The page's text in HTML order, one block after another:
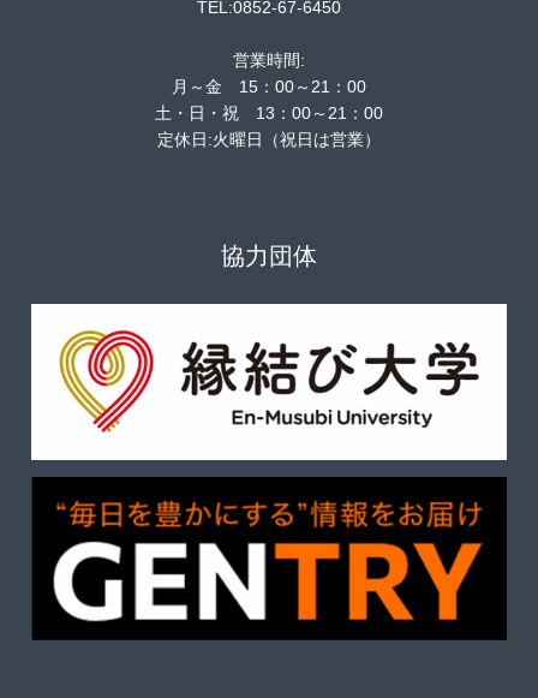
TEL:0852-67-6450
営業時間:
月～金 15：00～21：00
土・日・祝 13：00～21：00
定休日:火曜日（祝日は営業）
協力団体